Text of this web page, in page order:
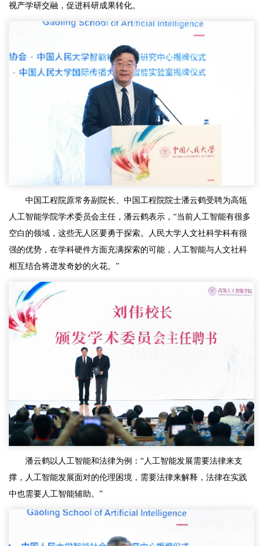
视产学研交融，促进科研成果转化。
中国工程院原常务副院长、中国工程院院士潘云鹤受聘为高瓴
人工智能学院学术委员会主任，潘云鹤表示，“当前人工智能有很多
空白的领域，这些无人区要勇于探索。人民大学人文社科学科有很
强的优势，在学科硬件方面充满探索的可能，人工智能与人文社科
相互结合将迸发奇妙的火花。”
潘云鹤以人工智能和法律为例：“人工智能发展需要法律来支
撑，人工智能发展面对的伦理困境，需要法律来解释，法律在实践
中也需要人工智能辅助。”